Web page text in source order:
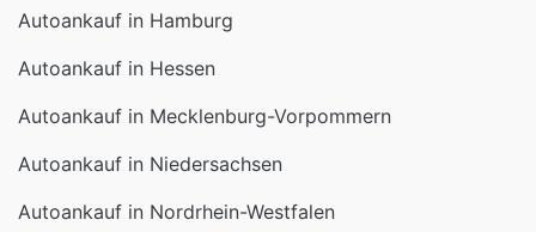
Autoankauf in Hamburg
Autoankauf in Hessen
Autoankauf in Mecklenburg-Vorpommern
Autoankauf in Niedersachsen
Autoankauf in Nordrhein-Westfalen